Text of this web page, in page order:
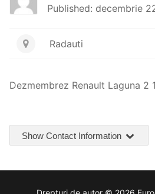
Published: decembrie
Radauti
Dezmembrez Renault Laguna 2
Show Contact Information